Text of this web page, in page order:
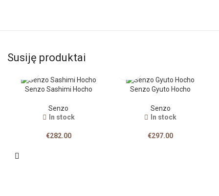
Susiję produktai
Senzo Sashimi Hocho
Senzo
In stock
€282.00
Senzo Gyuto Hocho
Senzo
In stock
€297.00